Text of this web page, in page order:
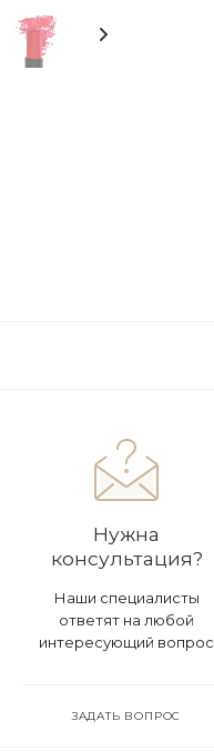
Нужна
консультация?
Наши специалисты
ответят на любой
интересующий вопрос
ЗАДАТЬ ВОПРОС